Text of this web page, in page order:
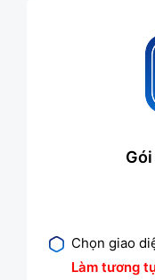
Chọn giao
Làm tương